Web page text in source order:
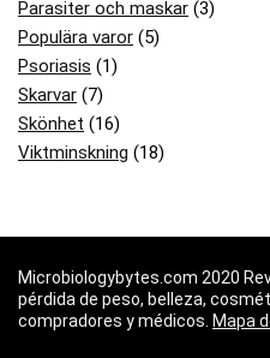
Parasiter och maskar (3)
Populära varor (5)
Psoriasis (1)
Skarvar (7)
Skönhet (16)
Viktminskning (18)
Microbiologybytes.com 2020
pérdida de peso, belleza,
compradores y médicos. Mapa